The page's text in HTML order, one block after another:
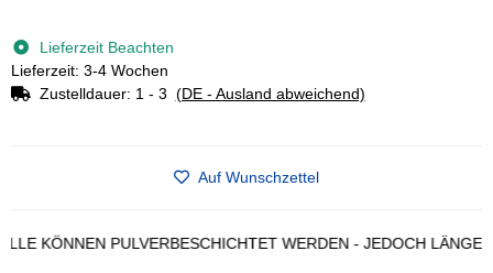
Lieferzeit Beachten
Lieferzeit: 3-4 Wochen
Zustelldauer: 1 - 3 (DE - Ausland abweichend)
Auf Wunschzettel
PULVERBESCHICHTET WERDEN - JEDOCH LÄNGERE